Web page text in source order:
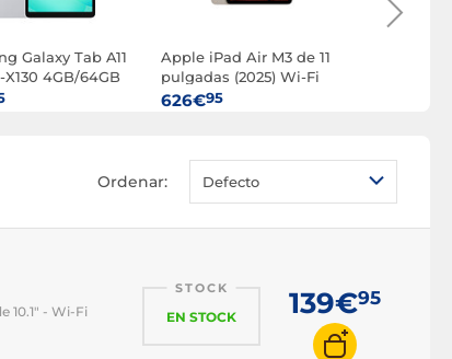
Galaxy Tab A11
X130 4GB/64GB
Fi
Apple iPad Air M3 de 11
pulgadas (2025) Wi-Fi
de 128 GB Luz estelar
626€95
Ordenar: Defecto
10.1" - Wi-Fi
STOCK
EN STOCK 139€95